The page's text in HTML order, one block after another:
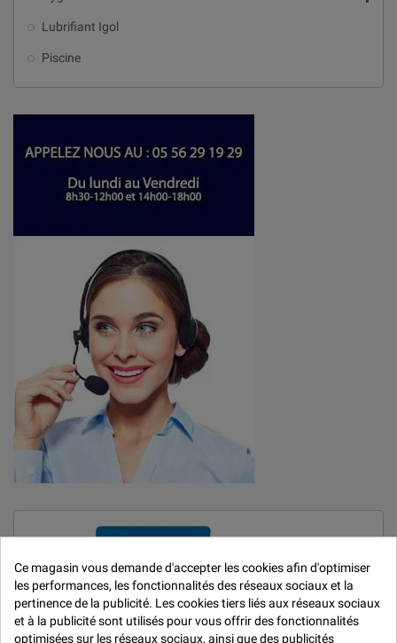
Lubrifiant Igol
Piscine
Ce magasin vous demande d'accepter les cookies afin d'optimiser
les performances, les fonctionnalités des réseaux sociaux et la
pertinence de la publicité. Les cookies tiers liés aux réseaux sociaux
et à la publicité sont utilisés pour vous offrir des fonctionnalités
optimisées sur les réseaux sociaux, ainsi que des publicités